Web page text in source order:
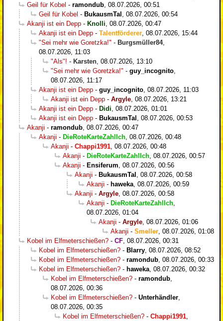
Geil für Kobel - ramondub, 08.07.2026, 00:51
Geil für Kobel - BukausmTal , 08.07.2026, 00:54
Akanji ist ein Depp - Knolli, 08.07.2026, 00:47
Akanji ist ein Depp - Talentförderer, 08.07.2026, 15:44
"Sei mehr wie Goretzka!" - Burgsmüller84,
08.07.2026, 11:03
"Als"! - Karsten, 08.07.2026, 13:10
"Sei mehr wie Goretzka!" - guy_incognito,
08.07.2026, 11:17
Akanji ist ein Depp - guy_incognito, 08.07.2026, 11:03
Akanji ist ein Depp - Argyle, 08.07.2026, 13:21
Akanji ist ein Depp - Didi, 08.07.2026, 01:01
Akanji ist ein Depp - BukausmTal , 08.07.2026, 00:53
Akanji - ramondub, 08.07.2026, 00:47
Akanji - DieRoteKarteZahlIch, 08.07.2026, 00:48
Akanji - Chappi1991, 08.07.2026, 00:48
Akanji - DieRoteKarteZahlIch, 08.07.2026, 00:57
Akanji - Ensiferum, 08.07.2026, 00:56
Akanji - BukausmTal , 08.07.2026, 00:58
Akanji - haweka, 08.07.2026, 00:59
Akanji - Argyle, 08.07.2026, 00:58
Akanji - DieRoteKarteZahlIch,
08.07.2026, 01:04
Akanji - Argyle, 08.07.2026, 01:06
Akanji - Smeller, 08.07.2026, 01:08
Kobel im Elfmeterschießen? - CF, 08.07.2026, 00:31
Kobel im Elfmeterschießen? - Blarry, 08.07.2026, 08:52
Kobel im Elfmeterschießen? - ramondub, 08.07.2026, 00:33
Kobel im Elfmeterschießen? - haweka, 08.07.2026, 00:32
Kobel im Elfmeterschießen? - ramondub,
08.07.2026, 00:36
Kobel im Elfmeterschießen? - Unterhändler,
08.07.2026, 00:35
Kobel im Elfmeterschießen? - Chappi1991,